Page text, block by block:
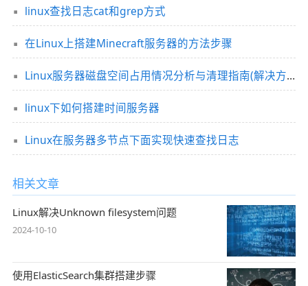
linux查找日志cat和grep方式
在Linux上搭建Minecraft服务器的方法步骤
Linux服务器磁盘空间占用情况分析与清理指南(解决方法)
linux下如何搭建时间服务器
Linux在服务器多节点下面实现快速查找日志
相关文章
Linux解决Unknown filesystem问题
2024-10-10
使用ElasticSearch集群搭建步骤